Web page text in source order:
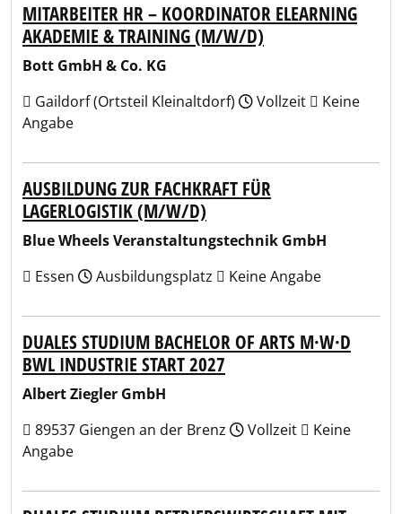
MITARBEITER HR – KOORDINATOR ELEARNING
AKADEMIE & TRAINING (M/W/D)
Bott GmbH & Co. KG
Gaildorf (Ortsteil Kleinaltdorf)
Vollzeit
Keine
Angabe
AUSBILDUNG ZUR FACHKRAFT FÜR
LAGERLOGISTIK (M/W/D)
Blue Wheels Veranstaltungstechnik GmbH
Essen
Ausbildungsplatz Keine Angabe
DUALES STUDIUM BACHELOR OF ARTS M·W·D
BWL INDUSTRIE START 2027
Albert Ziegler GmbH
89537 Giengen an der Brenz
Vollzeit
Keine
Angabe